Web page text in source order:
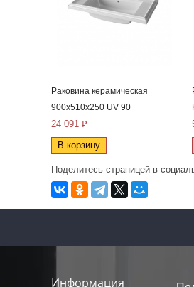
Раковина керамическая
900x510x250 UV 90
24 091 ₽
В корзину
Поделитесь страницей в
Информация